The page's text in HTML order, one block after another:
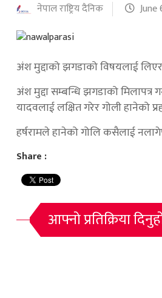
नेपाल राष्ट्रिय दैनिक June
अंश मुद्दाको झगडाको विषयलाई
अंश मुद्दा सम्बन्धि झगडाको
यादवलाई लक्षित गरेर गोली हानेको
हर्षरामले हानेको गोलि कसैलाई
Share :
आफ्नो प्रतिक्रिया